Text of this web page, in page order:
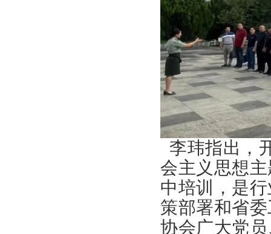
李玮指出，
会主义思想
中培训，是
策部署和省
协会广大党